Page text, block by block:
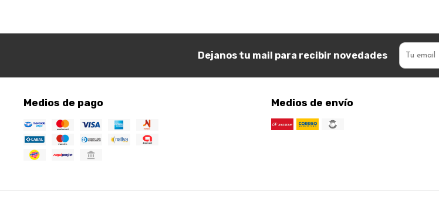
Dejanos tu mail para recibir novedades
Medios de pago Medios de envío